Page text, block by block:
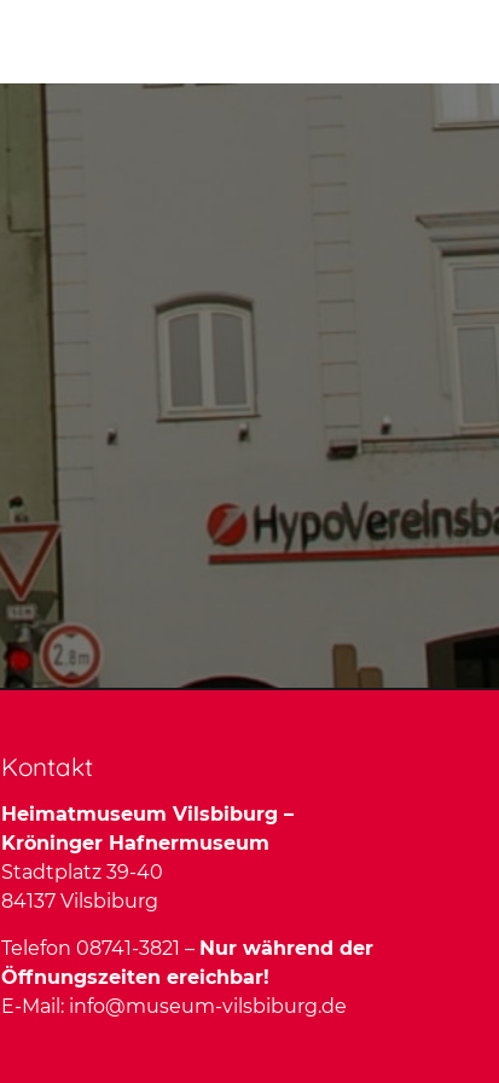
Kontakt
Heimatmuseum Vilsbiburg –
Kröninger Hafnermuseum
Stadtplatz 39-40
84137 Vilsbiburg
Telefon 08741-3821 – Nur während der
Öffnungszeiten ereichbar!
E-Mail: info@museum-vilsbiburg.de